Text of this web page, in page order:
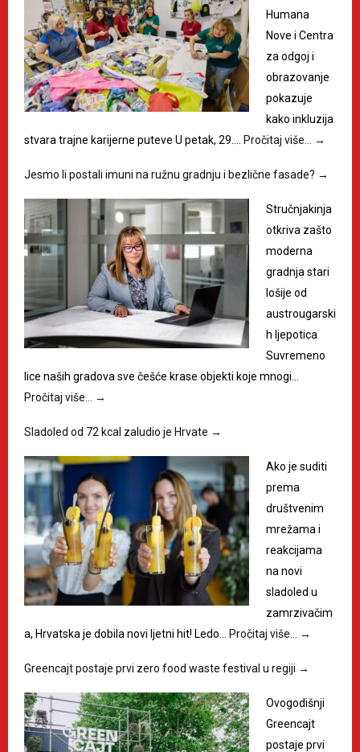
Humana
Nove i Centra
za odgoj i
obrazovanje
pokazuje
kako inkluzija
stvara trajne karijerne puteve U petak, 29.…
Pročitaj više… →
Jesmo li postali imuni na ružnu gradnju i bezlične fasade? →
Stručnjakinja
otkriva zašto
moderna
gradnja stari
lošije od
austrougarski
h ljepotica
Suvremeno
lice naših gradova sve češće krase objekti koje mnogi…
Pročitaj više…
→
Sladoled od 72 kcal zaludio je Hrvate →
Ako je suditi
prema
društvenim
mrežama i
reakcijama
na novi
sladoled u
zamrzivačim
a, Hrvatska je dobila novi ljetni hit! Ledo…
Pročitaj više… →
Greencajt postaje prvi zero food waste festival u regiji →
Ovogodišnji
Greencajt
postaje prvi